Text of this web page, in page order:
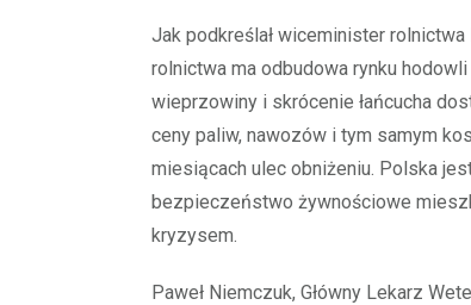
Jak podkreślał wiceminister
rolnictwa ma odbudowa rynku
wieprzowiny i skrócenie łańcucha
ceny paliw, nawozów i tym samym
miesiącach ulec obniżeniu. Polska
bezpieczeństwo żywnościowe
kryzysem.
Paweł Niemczuk, Główny Lekarz